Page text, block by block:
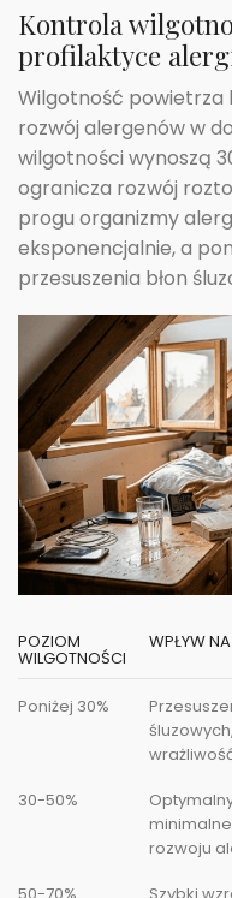
Kontrola
profilaktyce
Wilgotność powietrza
rozwój alergenów w
wilgotności wynoszą
ogranicza rozwój
progu organizmy
eksponencjalnie, a
przesuszenia błon
POZIOM
WILGOTNOŚCI
WPŁYW
Poniżej 30%
30-50%
rozwoju